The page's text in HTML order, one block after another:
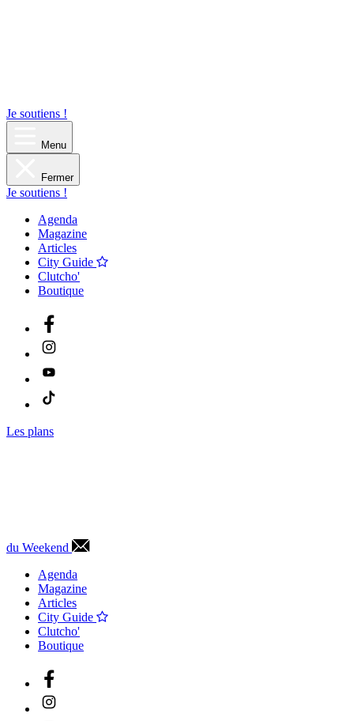
Je soutiens !
Menu
Fermer
Je soutiens !
Agenda
Magazine
Articles
City Guide
Clutcho'
Boutique
Les plans
du Weekend
Agenda
Magazine
Articles
City Guide
Clutcho'
Boutique